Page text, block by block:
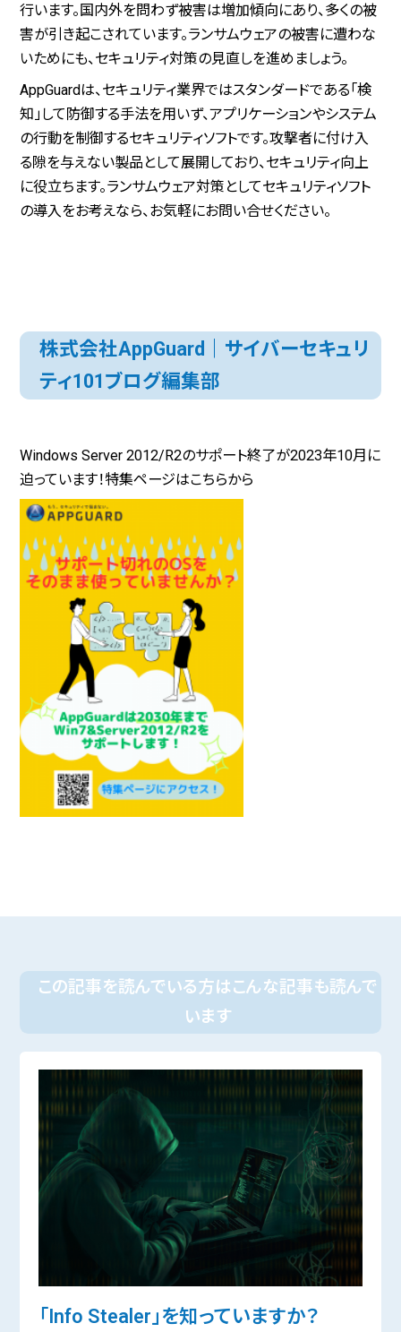
行います。国内外を問わず被害は増加傾向にあり、多くの被
害が引き起こされています。ランサムウェアの被害に遭わな
いためにも、セキュリティ対策の見直しを進めましょう。
AppGuardは、セキュリティ業界ではスタンダードである「検
知」して防御する手法を用いず、アプリケーションやシステム
の行動を制御するセキュリティソフトです。攻撃者に付け入
る隙を与えない製品として展開しており、セキュリティ向上
に役立ちます。ランサムウェア対策としてセキュリティソフト
の導入をお考えなら、お気軽にお問い合せください。
株式会社AppGuard｜サイバーセキュリ
ティ101ブログ編集部
Windows Server 2012/R2のサポート終了が2023年10月に
迫っています！特集ページはこちらから
この記事を読んでいる方はこんな記事も読んで
います
「Info Stealer」を知っていますか？